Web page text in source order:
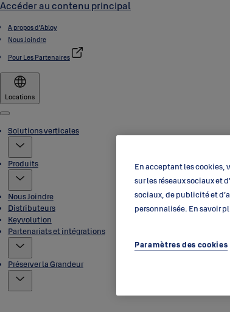
Accéder au contenu principal
A propos d'Abloy
Nous Joindre
Pour Les Partenaires
Locations
Menu
Solutions verticales
Produits
Nous Joindre
Distributeurs
Keyvolution
Partenariats et intégrations
Préserver la Grandeur
En acceptant les cookies,
sur les réseaux sociaux et
sociaux, de publicité et
personnalisée. En savoir
Paramètres des cookies